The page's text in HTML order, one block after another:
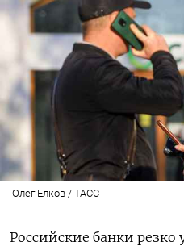
Олег Елков / ТАСС
Российские банки резко